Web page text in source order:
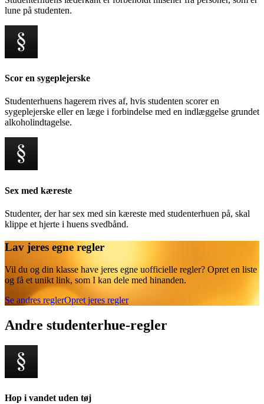
lune på studenten.
Scor en sygeplejerske
Studenterhuens hagerem rives af, hvis studenten scorer en
sygeplejerske eller en læge i forbindelse med en indlæggelse grundet
alkoholindtagelse.
Sex med kæreste
Studenter, der har sex med sin kæreste med studenterhuen på, skal
klippe et hjerte i huens svedbånd.
Lav jeres egne regler
Vil du og din klasse have jeres egne uofficielle regler? Opret en liste
og få et unikt link, som I kan dele med hinanden.
Se andres reglerOpret jeres regler
Andre studenterhue-regler
Hop i vandet uden tøj